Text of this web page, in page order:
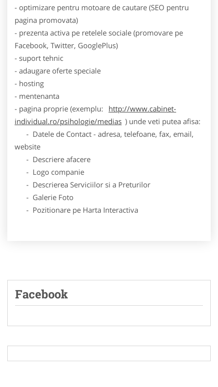
- optimizare pentru motoare de cautare (SEO pentru
pagina promovata)
- prezenta activa pe retelele sociale (promovare pe
Facebook, Twitter, GooglePlus)
- suport tehnic
- adaugare oferte speciale
- hosting
- mentenanta
- pagina proprie (exemplu:
http://www.cabinet-
individual.ro/psihologie/medias ) unde veti putea afisa:
- Datele de Contact - adresa, telefoane, fax, email,
website
- Descriere afacere
- Logo companie
- Descrierea Serviciilor si a Preturilor
- Galerie Foto
- Pozitionare pe Harta Interactiva
Facebook